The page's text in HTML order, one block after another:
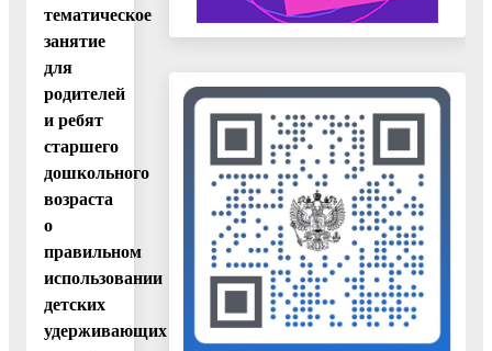
тематическое
занятие
для
родителей
и ребят
старшего
дошкольного
возраста
о
правильном
использовании
детских
удерживающих